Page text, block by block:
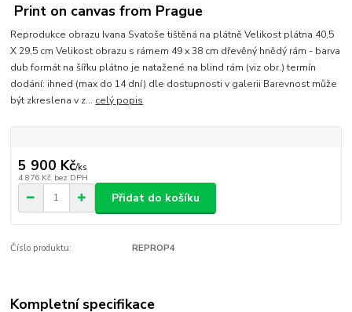
Print on canvas from Prague
Reprodukce obrazu Ivana Svatoše tištěná na plátně Velikost plátna 40,5
X 29,5 cm Velikost obrazu s rámem 49 x 38 cm dřevěný hnědý rám - barva
dub formát na šířku plátno je natažené na blind rám (viz obr.) termín
dodání: ihned (max do 14 dní) dle dostupnosti v galerii Barevnost může
být zkreslena v z... celý popis
5 900 Kč/ks
4 876 Kč bez DPH
Přidat do košíku
Číslo produktu: REPROP4
Kompletní specifikace